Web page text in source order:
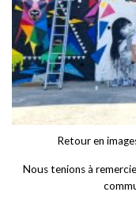
Retour en
Nous tenions à